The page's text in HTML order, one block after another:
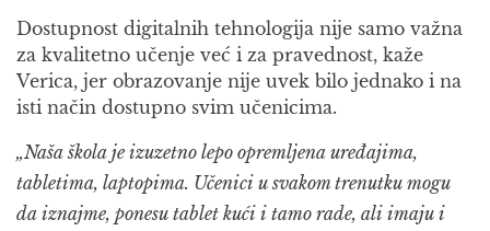
Dostupnost digitalnih tehnologija nije samo važna
za kvalitetno učenje već i za pravednost, kaže
Verica, jer obrazovanje nije uvek bilo jednako i na
isti način dostupno svim učenicima.
„Naša škola je izuzetno lepo opremljena uređajima,
tabletima, laptopima. Učenici u svakom trenutku mogu
da iznajme, ponesu tablet kući i tamo rade, ali imaju i